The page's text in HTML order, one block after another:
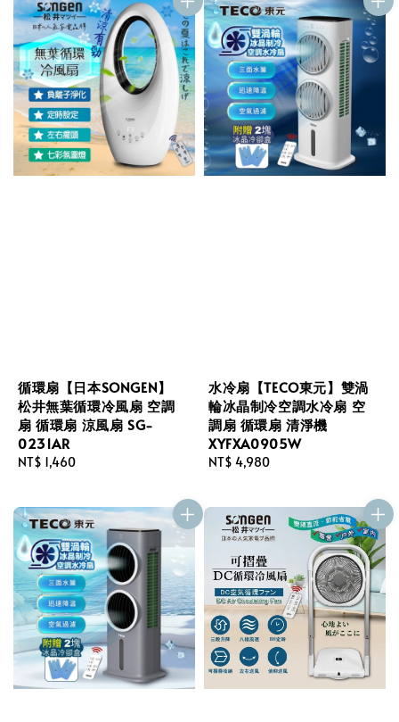
循環扇【日本SONGEN】
松井無葉循環冷風扇 空調
扇 循環扇 涼風扇 SG-
0231AR
Regular
NT$ 1,460
水冷扇【TECO東元】雙渦
輪冰晶制冷空調水冷扇 空
調扇 循環扇 清淨機
XYFXA0905W
Regular
NT$ 4,980